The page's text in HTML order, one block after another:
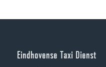
Eindhovense Taxi Dienst